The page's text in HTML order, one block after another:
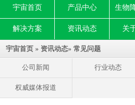
宇宙首页 产品中心 生物
解决方案 资讯动态 关
宇宙首页 » 资讯动态» 常见问题
公司新闻 行业动态
权威媒体报道